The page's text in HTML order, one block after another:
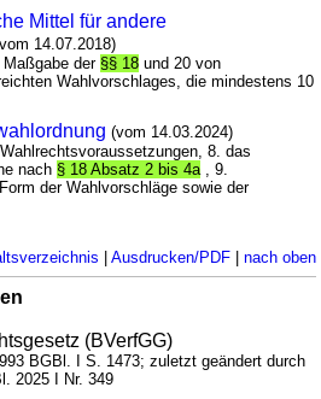
Mittel für andere
14.07.2018)
der §§ 18 und 20 von
Wahlvorschlages, die mindestens 10
(vom 14.03.2024)
8. das
nach § 18 Absatz 2 bis 4a, 9.
der Wahlvorschläge sowie der
Ausdrucken/PDF| nach oben
(BVerfGG)
BGBl. I S. 1473; zuletzt geändert durch
2025 I Nr. 349